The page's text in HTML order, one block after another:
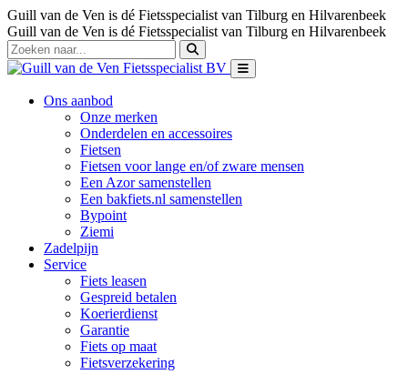
Guill van de Ven is dé Fietsspecialist van Tilburg en Hilvarenbeek
Guill van de Ven is dé Fietsspecialist van Tilburg en Hilvarenbeek
Ons aanbod
Onze merken
Onderdelen en accessoires
Fietsen
Fietsen voor lange en/of zware mensen
Een Azor samenstellen
Een bakfiets.nl samenstellen
Bypoint
Ziemi
Zadelpijn
Service
Fiets leasen
Gespreid betalen
Koerierdienst
Garantie
Fiets op maat
Fietsverzekering